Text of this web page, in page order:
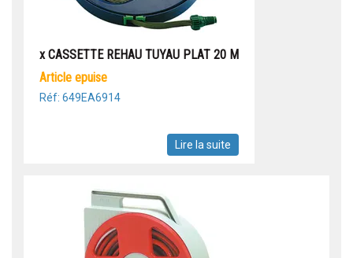
x CASSETTE REHAU TUYAU PLAT 20 M
article epuise
Réf: 649EA6914
Lire la suite